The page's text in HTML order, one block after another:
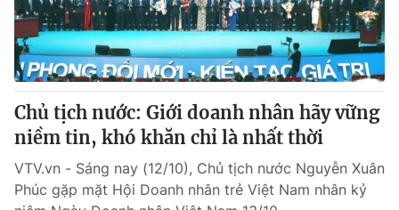
Chủ tịch nước: Giới doanh nhân hãy vững
niềm tin, khó khăn chỉ là nhất thời
VTV.vn - Sáng nay (12/10), Chủ tịch nước Nguyễn Xuân
Phúc gặp mặt Hội Doanh nhân trẻ Việt Nam nhân kỷ